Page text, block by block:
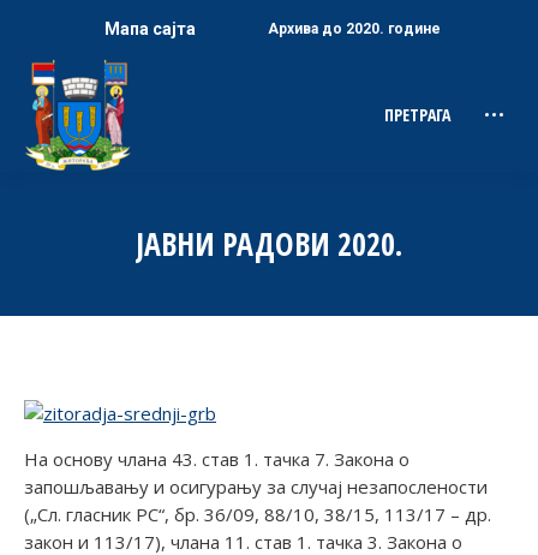
Мапа сајта Архива до 2020. године
Search:
ПРЕТРАГА
ЈАВНИ РАДОВИ 2020.
На основу члана 43. став 1. тачка 7. Закона о
запошљавању и осигурању за случај незапослености
(„Сл. гласник РС“, бр. 36/09, 88/10, 38/15, 113/17 – др.
закон и 113/17), члана 11. став 1. тачка 3. Закона о